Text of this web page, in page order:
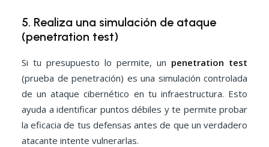
5. Realiza una simulación de ataque
(penetration test)
Si tu presupuesto lo permite, un penetration test
(prueba de penetración) es una simulación controlada
de un ataque cibernético en tu infraestructura. Esto
ayuda a identificar puntos débiles y te permite probar
la eficacia de tus defensas antes de que un verdadero
atacante intente vulnerarlas.